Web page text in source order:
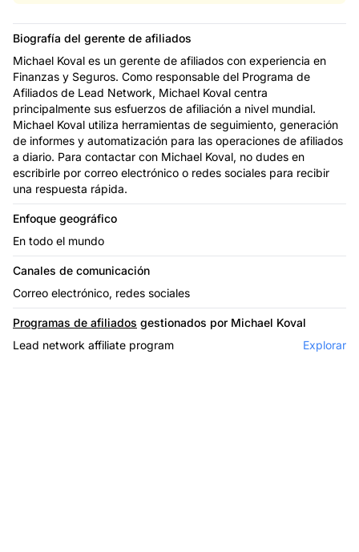
Biografía del gerente de afiliados
Michael Koval es un gerente de afiliados con experiencia en
Finanzas y Seguros. Como responsable del Programa de
Afiliados de Lead Network, Michael Koval centra
principalmente sus esfuerzos de afiliación a nivel mundial.
Michael Koval utiliza herramientas de seguimiento, generación
de informes y automatización para las operaciones de afiliados
a diario. Para contactar con Michael Koval, no dudes en
escribirle por correo electrónico o redes sociales para recibir
una respuesta rápida.
Enfoque geográfico
En todo el mundo
Canales de comunicación
Correo electrónico, redes sociales
Programas de afiliados gestionados por Michael Koval
Lead network affiliate program
Explorar